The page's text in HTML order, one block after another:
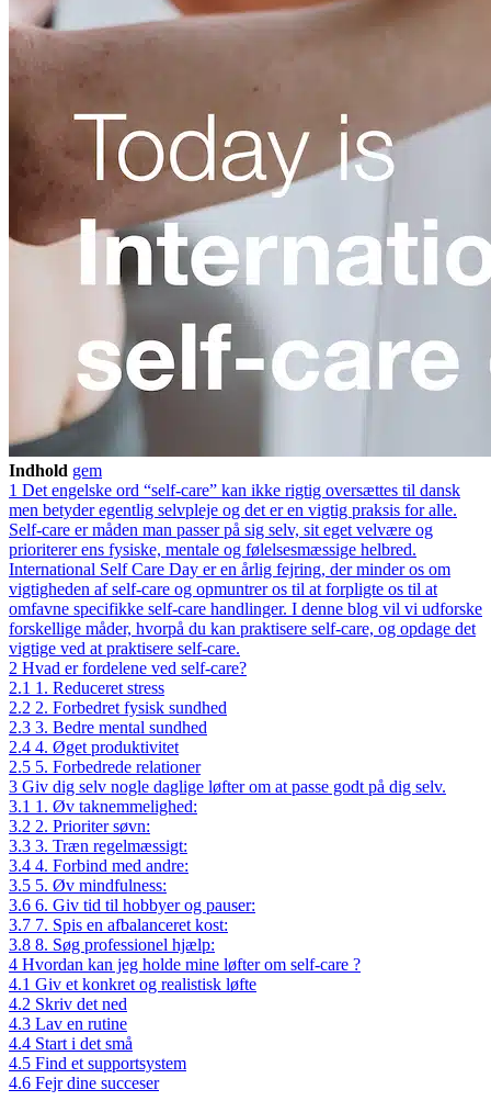
Indhold gem
1 Det engelske ord “self-care” kan ikke rigtig oversættes til dansk
men betyder egentlig selvpleje og det er en vigtig praksis for alle.
Self-care er måden man passer på sig selv, sit eget velvære og
prioriterer ens fysiske, mentale og følelsesmæssige helbred.
International Self Care Day er en årlig fejring, der minder os om
vigtigheden af self-care og opmuntrer os til at forpligte os til at
omfavne specifikke self-care handlinger. I denne blog vil vi udforske
forskellige måder, hvorpå du kan praktisere self-care, og opdage det
vigtige ved at praktisere self-care.
2 Hvad er fordelene ved self-care?
2.1 1. Reduceret stress
2.2 2. Forbedret fysisk sundhed
2.3 3. Bedre mental sundhed
2.4 4. Øget produktivitet
2.5 5. Forbedrede relationer
3 Giv dig selv nogle daglige løfter om at passe godt på dig selv.
3.1 1. Øv taknemmelighed:
3.2 2. Prioriter søvn:
3.3 3. Træn regelmæssigt:
3.4 4. Forbind med andre:
3.5 5. Øv mindfulness:
3.6 6. Giv tid til hobbyer og pauser:
3.7 7. Spis en afbalanceret kost:
3.8 8. Søg professionel hjælp:
4 Hvordan kan jeg holde mine løfter om self-care ?
4.1 Giv et konkret og realistisk løfte
4.2 Skriv det ned
4.3 Lav en rutine
4.4 Start i det små
4.5 Find et supportsystem
4.6 Fejr dine succeser